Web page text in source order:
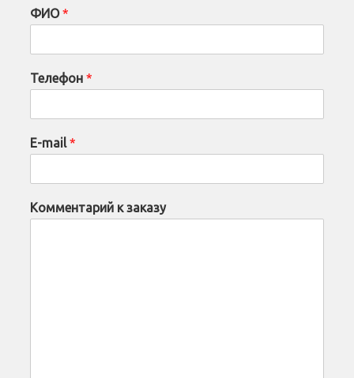
ФИО*
Телефон *
E-mail*
Комментарий к заказу